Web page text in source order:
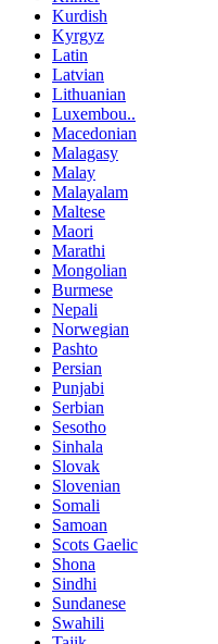
Kurdish
Kyrgyz
Latin
Latvian
Lithuanian
Luxembou..
Macedonian
Malagasy
Malay
Malayalam
Maltese
Maori
Marathi
Mongolian
Burmese
Nepali
Norwegian
Pashto
Persian
Punjabi
Serbian
Sesotho
Sinhala
Slovak
Slovenian
Somali
Samoan
Scots Gaelic
Shona
Sindhi
Sundanese
Swahili